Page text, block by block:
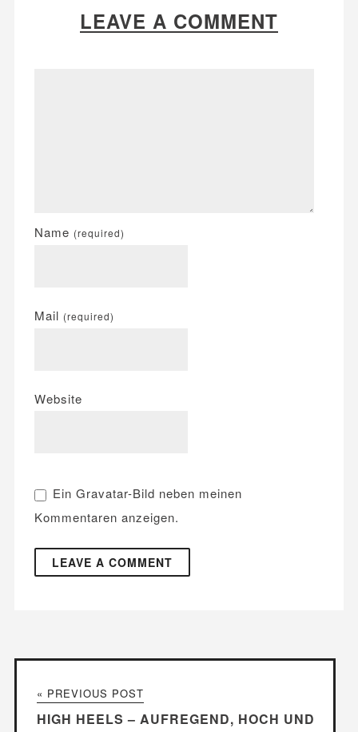
LEAVE A COMMENT
Name (required)
Mail (required)
Website
Ein Gravatar-Bild neben meinen
Kommentaren anzeigen.
« PREVIOUS POST
HIGH HEELS – AUFREGEND, HOCH UND